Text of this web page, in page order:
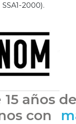
SSA1-2000).
años
con